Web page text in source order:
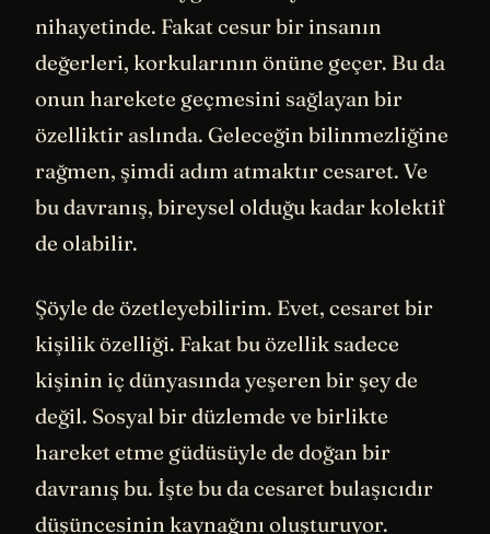
nihayetinde. Fakat cesur bir insanın
değerleri, korkularının önüne geçer. Bu da
onun harekete geçmesini sağlayan bir
özelliktir aslında. Geleceğin bilinmezliğine
rağmen, şimdi adım atmaktır cesaret. Ve
bu davranış, bireysel olduğu kadar kolektif
de olabilir.
Şöyle de özetleyebilirim. Evet, cesaret bir
kişilik özelliği. Fakat bu özellik sadece
kişinin iç dünyasında yeşeren bir şey de
değil. Sosyal bir düzlemde ve birlikte
hareket etme güdüsüyle de doğan bir
davranış bu. İşte bu da cesaret bulaşıcıdır
düşüncesinin kaynağını oluşturuyor.